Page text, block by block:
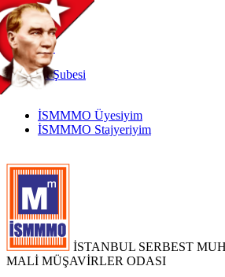
TR
|
EN
İnternetŞubesi
İSMMMO Üyesiyim
İSMMMO Stajyeriyim
İSTANBUL SERBEST
MALİ MÜŞAVİRLER ODASI